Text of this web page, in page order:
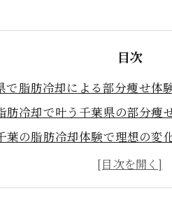
目次
で脂肪冷却による部分痩せ体
肪冷却で叶う千葉県の部分痩
葉の脂肪冷却体験で理想の変
脂肪冷却が支持される千葉県ユ
葉県で脂肪冷却を選ぶべき理